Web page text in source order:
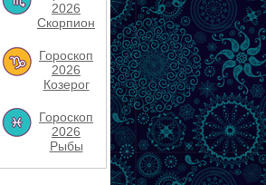
2026
Скорпион
Гороскоп
2026
Козерог
Гороскоп
2026
Рыбы